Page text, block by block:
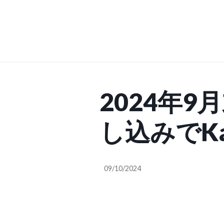
2024年9
し込みで
チャルオ
09/10/2024